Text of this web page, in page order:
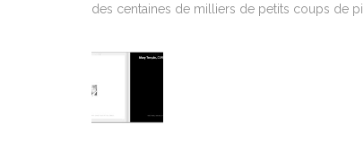
des centaines de milliers de petits coups de